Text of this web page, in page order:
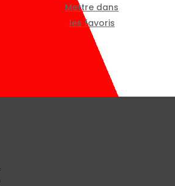
Mettre dans
les favoris